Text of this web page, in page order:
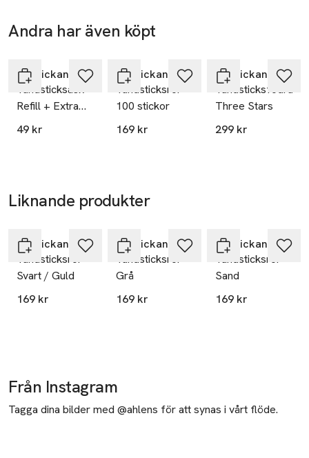
stycken långa tändstickor.
Placera produkten utom räckhåll för barn
Solstickan
Tumstocksvägen 1
18766 Täby
Sweden
E-post
info@tradingbox.se
Andra har även köpt
Solstickan Design
Tändsticksask –
Refill + Extra
plån
49 kr
Solstickan Design
Tändsticksrör
100 stickor
169 kr
Solstickan Design
Tändsticksfodral
Three Stars
299 kr
Liknande produkter
Solstickan Design
Tändsticksrör –
Svart / Guld
169 kr
Solstickan Design
Tändsticksrör –
Grå
169 kr
Solstickan Design
Tändsticksrör –
Sand
169 kr
Från Instagram
Tagga dina bilder med @ahlens för att synas i vårt flöde.